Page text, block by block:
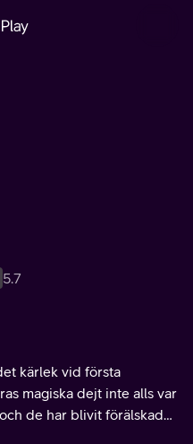
5.7
kärlek vid första
magiska dejt inte alls var
de har blivit förälskade